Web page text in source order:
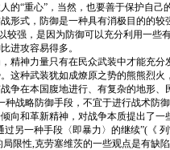
“重心”，当然，也要善于保护自己的
式，防御是一种具有消极目的的较
强，是因为防御可以充分利用一些
进攻容易得多。
神力量只有在民众武装中才能充分
这种武装犹如成燎原之势的熊熊烈火
争在本国腹地进行、有复杂的地形、
战略防御手段，不宜于进行战术防御
和革新精神，对战争本质提出了一
另一种手段〈即暴力〉的继续”(《
限性,克劳塞维茨的一些观点是有缺